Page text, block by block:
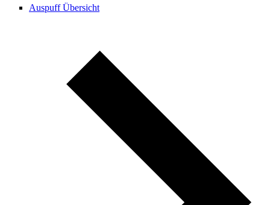
Auspuff Übersicht